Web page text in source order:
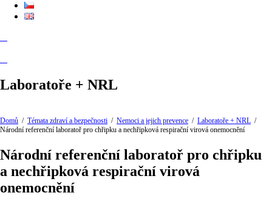
Laboratoře + NRL
Domů / Témata zdraví a bezpečnosti / Nemoci a jejich prevence / Laboratoře + NRL /
Národní referenční laboratoř pro chřipku a nechřipková respirační virová onemocnění
Národní referenční laboratoř pro chřipku
a nechřipková respirační virová
onemocnění